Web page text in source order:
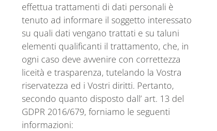
effettua trattamenti di dati personali è
tenuto ad informare il soggetto interessato
su quali dati vengano trattati e su taluni
elementi qualificanti il trattamento, che, in
ogni caso deve avvenire con correttezza
liceità e trasparenza, tutelando la Vostra
riservatezza ed i Vostri diritti. Pertanto,
secondo quanto disposto dall’ art. 13 del
GDPR 2016/679, forniamo le seguenti
informazioni: